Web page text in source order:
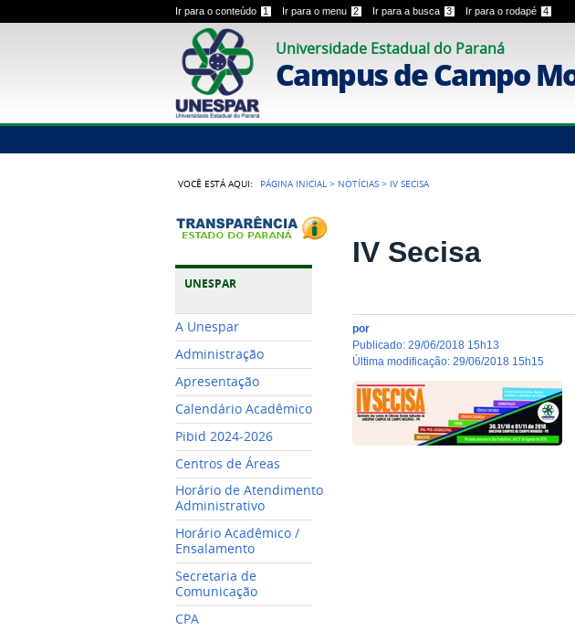
Ir para o conteúdo 1 Ir para o menu 2 Ir para a busca 3 Ir para o rodapé 4
Universidade Estadual do Paraná
Campus de Campo
VOCÊ ESTÁ AQUI: PÁGINA INICIAL > NOTÍCIAS > IV SECISA
UNESPAR
A Unespar
Administração
Apresentação
Calendário Acadêmico
Pibid 2024-2026
Centros de Áreas
Horário de Atendimento
Administrativo
Horário Acadêmico /
Ensalamento
Secretaria de
Comunicação
CPA
IV Secisa
por
publicado:29/06/2018 15h13
última modificação:29/06/2018 15h15